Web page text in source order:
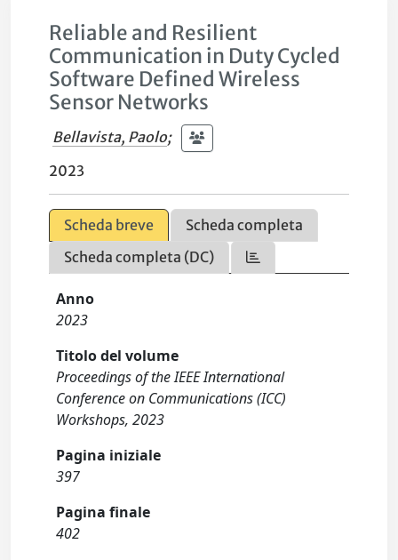
Reliable and Resilient
Communication in Duty Cycled
Software Defined Wireless
Sensor Networks
Bellavista, Paolo;
2023
Scheda breve
Scheda completa
Scheda completa (DC)
Anno
2023
Titolo del volume
Proceedings of the IEEE International
Conference on Communications (ICC)
Workshops, 2023
Pagina iniziale
397
Pagina finale
402